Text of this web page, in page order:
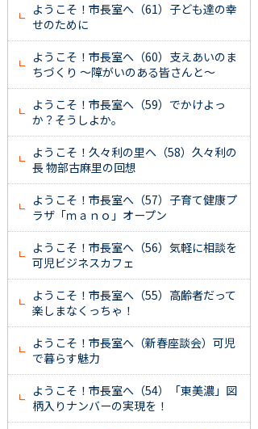
ようこそ！市長室へ（61）子ども達の幸
せのために
ようこそ！市長室へ（60）支えあいのま
ちづくり ～障がいのある皆さんと～
ようこそ！市長室へ（59）でかけよっ
か？そうしよか。
ようこそ！久々利の里へ（58）久々利の
長 物部古麻里の回想
ようこそ！市長室へ（57）子育て健康プ
ラザ「ｍａｎｏ」オープン
ようこそ！市長室へ（56）気軽に相談を
可児ビジネスカフェ
ようこそ！市長室へ（55）高齢者だって
楽しまなくっちゃ！
ようこそ！市長室へ（新春座談会）可児
で暮らす魅力
ようこそ！市長室へ（54）「東美濃」図
柄入りナンバーの実現を！